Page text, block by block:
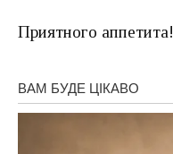
Приятного аппетита!